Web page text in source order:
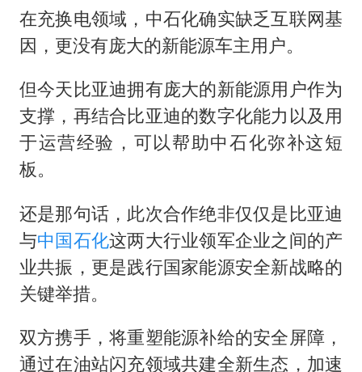
在充换电领域，中石化确实缺乏互联网基
因，更没有庞大的新能源车主用户。
但今天比亚迪拥有庞大的新能源用户作为
支撑，再结合比亚迪的数字化能力以及用
于运营经验，可以帮助中石化弥补这短
板。
还是那句话，此次合作绝非仅仅是比亚迪
与中国石化这两大行业领军企业之间的产
业共振，更是践行国家能源安全新战略的
关键举措。
双方携手，将重塑能源补给的安全屏障，
通过在油站闪充领域共建全新生态，加速